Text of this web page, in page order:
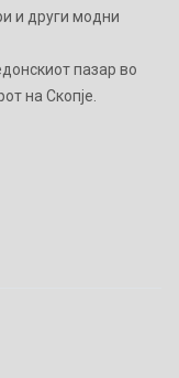
и други модни
пазар во
на Скопје.